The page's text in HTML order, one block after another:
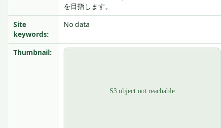
を目指します。
Site
keywords:
No data
Thumbnail: